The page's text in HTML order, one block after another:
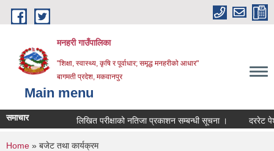
Skip to main content
मनहरी गाउँपालिका
"शिक्षा, स्वास्थ्य, कृषि र पूर्वाधार; समृद्ध मनहरीको आधार"
बागमती प्रदेश, मकवानपुर
Main menu
समाचार लिखित परीक्षाको नतिजा प्रकाशन सम्बन्धी सूचना । दररेट पेश गर्ने
Home » बजेट तथा कार्यक्रम